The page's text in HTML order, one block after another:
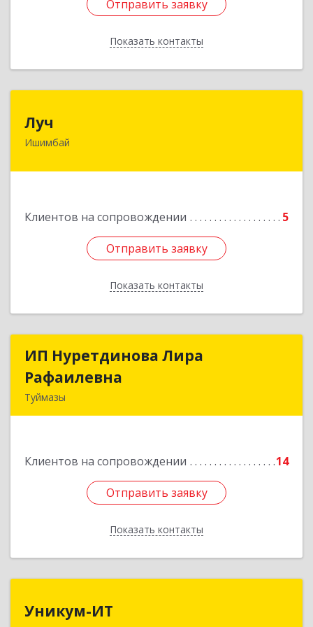
Отправить заявку
Показать контакты
Отправить заявку
Назад
Луч
Ишимбай
Клиентов на сопровождении 5
Отправить заявку
Показать контакты
453215, Башкортостан Респ, Ишимбайский р-н,
Отправить заявку
Назад
ИП Нуретдинова Лира
Рафаилевна
Туймазы
Клиентов на сопровождении 14
Отправить заявку
Показать контакты
ИП Нуретдинова Лира
Подробнее
Отправить заявку
Назад
Уникум-ИТ